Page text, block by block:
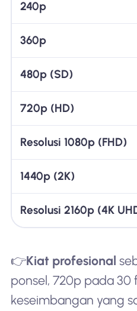
240p
360p
480p (SD)
720p (HD)
Resolusi 1080p (FHD)
1440p (2K)
Resolusi 2160p (4K
👉Kiat profesional
ponsel, 720p pada
keseimbangan yang